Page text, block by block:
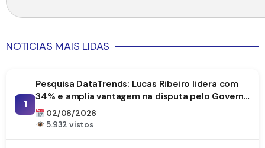
NOTICIAS MAIS LIDAS
1
Pesquisa DataTrends: Lucas Ribeiro lidera com
34% e amplia vantagem na disputa pelo Governo
da Paraíba
02/08/2026
5.932 vistos